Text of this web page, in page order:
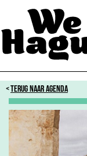
TERUG NAAR AGENDA